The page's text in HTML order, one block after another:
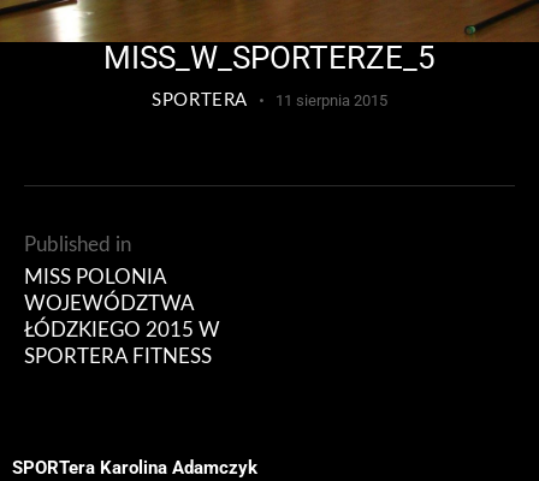
MISS_W_SPORTERZE_5
SPORTERA 11 sierpnia 2015
Published in
MISS POLONIA
WOJEWÓDZTWA
ŁÓDZKIEGO 2015 W
SPORTERA FITNESS
SPORTera Karolina Adamczyk